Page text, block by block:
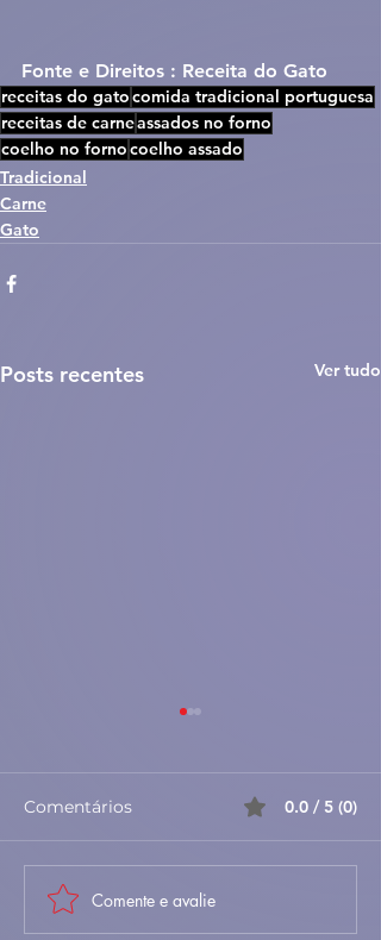
Fonte e Direitos : Receita do Gato
receitas do gatocomida tradicional portuguesa
receitas de carneassados no forno
coelho no fornocoelho assado
Tradicional
Carne
Gato
Posts recentes Ver tudo
🥣 Sopa de Feijão à
Portuguesa – tradição
Comentários 0.0 / 5 (0)
Comente e avalie